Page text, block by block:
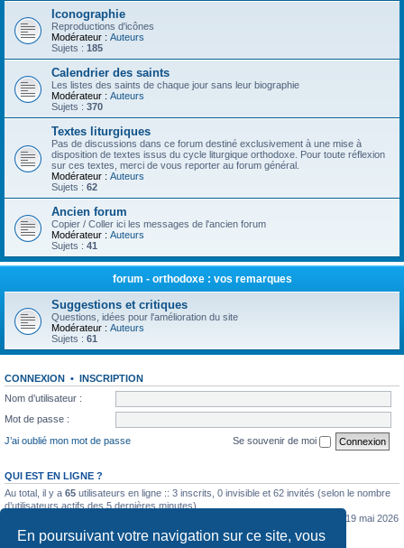
En poursuivant votre navigation sur ce site, vous
Iconographie
Reproductions d'icônes
Modérateur : Auteurs
Sujets : 185
Calendrier des saints
Les listes des saints de chaque jour sans leur biographie
Modérateur : Auteurs
Sujets : 370
Textes liturgiques
Pas de discussions dans ce forum destiné exclusivement à une mise à
disposition de textes issus du cycle liturgique orthodoxe. Pour toute réflexion
sur ces textes, merci de vous reporter au forum général.
Modérateur : Auteurs
Sujets : 62
Ancien forum
Copier / Coller ici les messages de l'ancien forum
Modérateur : Auteurs
Sujets : 41
forum - orthodoxe : vos remarques
Suggestions et critiques
Questions, idées pour l'amélioration du site
Modérateur : Auteurs
Sujets : 61
CONNEXION • INSCRIPTION
Nom d’utilisateur :
Mot de passe :
J’ai oublié mon mot de passe
Se souvenir de moi
QUI EST EN LIGNE ?
Au total, il y a 65 utilisateurs en ligne :: 3 inscrits, 0 invisible et 62 invités (selon le nombre
d’utilisateurs actifs des 5 dernières minutes)
le mar. 19 mai 2026
0:07